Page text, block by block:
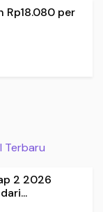
Rp18.080 per
Terbaru
2 2026